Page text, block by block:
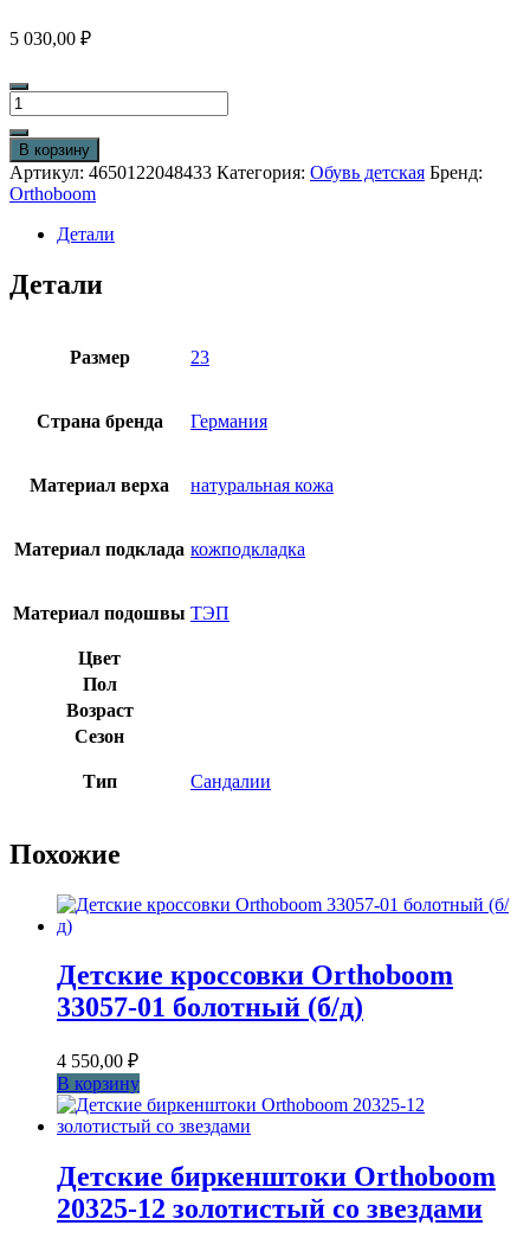
5 030,00 ₽
Количество
товара
Детские
сандалии
Orthoboom
47387-
синий-
красный
В корзину
Артикул: 4650122048433 Категория: Обувь детская Бренд:
Orthoboom
Детали
Детали
Размер 23
Страна бренда Германия
Материал верха натуральная кожа
Материал подклада кожподкладка
Материал подошвы ТЭП
Цвет
Пол
Возраст
Сезон
Тип Сандалии
Похожие
Детские кроссовки Orthoboom
33057-01 болотный (б/д)
4 550,00 ₽
В корзину
Детские биркенштоки Orthoboom
20325-12 золотистый со звездами